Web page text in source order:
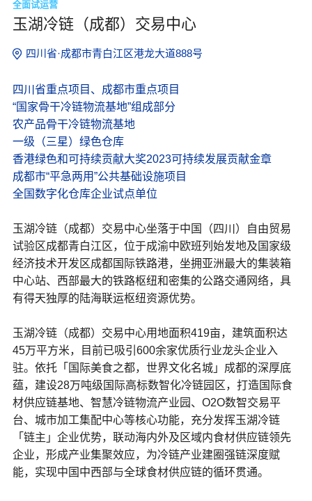
全面试运营
玉湖冷链（成都）交易中心
四川省·成都市青白江区港龙大道888号
四川省重点项目、成都市重点项目
“国家骨干冷链物流基地”组成部分
农产品骨干冷链物流基地
一级（三星）绿色仓库
香港绿色和可持续贡献大奖2023可持续发展贡献金章
成都市“平急两用”公共基础设施项目
全国数字化仓库企业试点单位
玉湖冷链（成都）交易中心坐落于中国（四川）自由贸易
试验区成都青白江区，位于成渝中欧班列始发地及国家级
经济技术开发区成都国际铁路港，坐拥亚洲最大的集装箱
中心站、西部最大的铁路枢纽和密集的公路交通网络，具
有得天独厚的陆海联运枢纽资源优势。
玉湖冷链（成都）交易中心用地面积419亩，建筑面积达
45万平方米，目前已吸引600余家优质行业龙头企业入
驻。依托「国际美食之都，世界文化名城」成都的深厚底
蕴，建设28万吨级国际高标数智化冷链园区，打造国际食
材供应链基地、智慧冷链物流产业园、O2O数智交易平
台、城市加工集配中心等核心功能，充分发挥玉湖冷链
「链主」企业优势，联动海内外及区域内食材供应链领先
企业，形成产业集聚效应，为冷链产业建圈强链深度赋
能，实现中国中西部与全球食材供应链的循环贯通。